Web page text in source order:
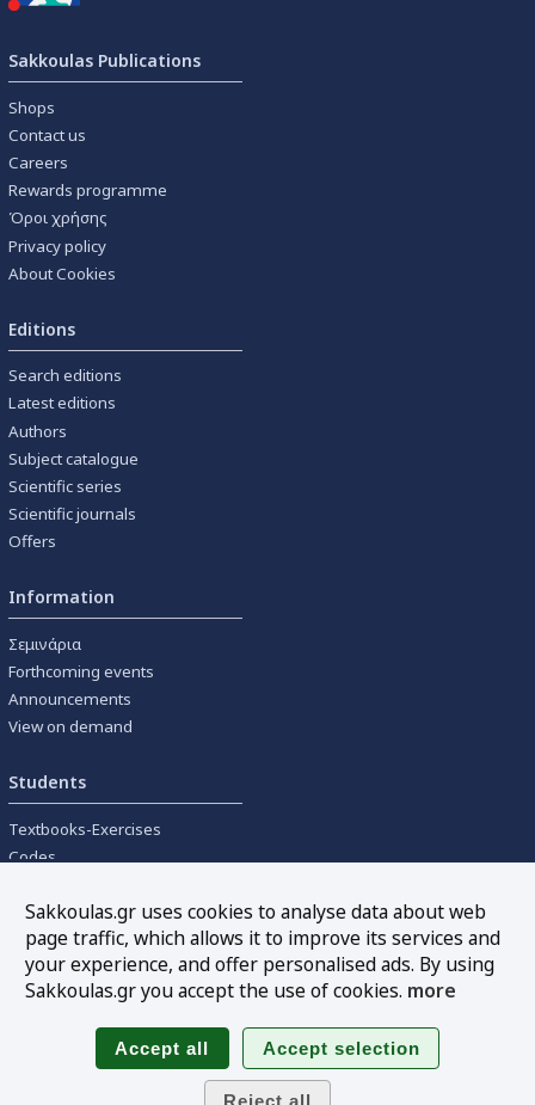
Sakkoulas Publications
Shops
Contact us
Careers
Rewards programme
Όροι χρήσης
Privacy policy
About Cookies
Editions
Search editions
Latest editions
Authors
Subject catalogue
Scientific series
Scientific journals
Offers
Information
Σεμινάρια
Forthcoming events
Announcements
View on demand
Students
Textbooks-Exercises
Codes
Tools
Online interest calculation
Follow us
Sakkoulas.gr uses cookies to analyse data about web
page traffic, which allows it to improve its services and
your experience, and offer personalised ads. By using
Sakkoulas.gr you accept the use of cookies. more